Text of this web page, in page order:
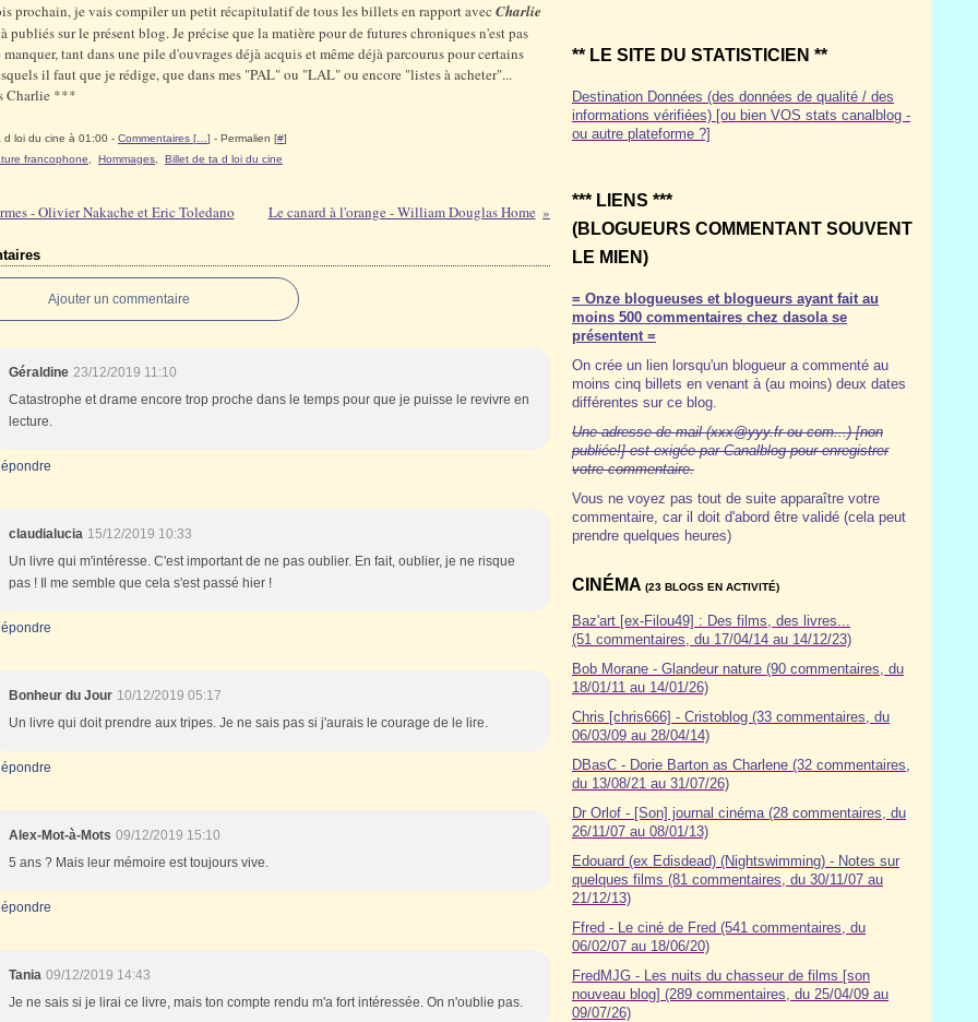
prochain, je vais compiler un petit récapitulatif de tous les billets en rapport avec Charlie
publiés sur le présent blog. Je précise que la matière pour de futures chroniques n'est pas
manquer, tant dans une pile d'ouvrages déjà acquis et même déjà parcourus pour certains
il faut que je rédige, que dans mes "PAL" ou "LAL" ou encore "listes à acheter"...
Charlie ***
d loi du cine à 01:00 - Commentaires [ ] - Permalien [#]
francophone Hommages Billet de ta d loi du cine
- Olivier Nakache et Eric Toledano Le canard à l'orange - William Douglas Home
Ajouter un commentaire
Géraldine 23/12/2019 11:10
Catastrophe et drame encore trop proche dans le temps pour que je puisse le revivre en
lecture.
claudialucia 15/12/2019 10:33
Un livre qui m'intéresse. C'est important de ne pas oublier. En fait, oublier, je ne risque
pas ! Il me semble que cela s'est passé hier !
Bonheur du Jour 10/12/2019 05:17
Un livre qui doit prendre aux tripes. Je ne sais pas si j'aurais le courage de le lire.
Alex-Mot-à-Mots 09/12/2019 15:10
5 ans ? Mais leur mémoire est toujours vive.
Tania 09/12/2019 14:43
Je ne sais si je lirai ce livre, mais ton compte rendu m'a fort intéressée. On n'oublie pas.
** LE SITE DU STATISTICIEN **
Destination Données (des données de qualité / des
informations vérifiées) [ou bien VOS stats canalblog -
ou autre plateforme ?]
*** LIENS ***
(BLOGUEURS COMMENTANT SOUVENT
LE MIEN)
= Onze blogueuses et blogueurs ayant fait au
moins 500 commentaires chez dasola se
présentent =
On crée un lien lorsqu'un blogueur a commenté au
moins cinq billets en venant à (au moins) deux dates
différentes sur ce blog.
Une adresse de mail (xxx@yyy.fr ou com...) [non
publiée!] est exigée par Canalblog pour enregistrer
votre commentaire.
Vous ne voyez pas tout de suite apparaître votre
commentaire, car il doit d'abord être validé (cela peut
prendre quelques heures)
CINÉMA (23 BLOGS EN ACTIVITÉ)
Baz'art [ex-Filou49] : Des films, des livres...
(51 commentaires, du 17/04/14 au 14/12/23)
Bob Morane - Glandeur nature (90 commentaires, du
18/01/11 au 14/01/26)
Chris [chris666] - Cristoblog (33 commentaires, du
06/03/09 au 28/04/14)
DBasC - Dorie Barton as Charlene (32 commentaires,
du 13/08/21 au 31/07/26)
Dr Orlof - [Son] journal cinéma (28 commentaires, du
26/11/07 au 08/01/13)
Edouard (ex Edisdead) (Nightswimming) - Notes sur
quelques films (81 commentaires, du 30/11/07 au
21/12/13)
Ffred - Le ciné de Fred (541 commentaires, du
06/02/07 au 18/06/20)
FredMJG - Les nuits du chasseur de films [son
nouveau blog] (289 commentaires, du 25/04/09 au
09/07/26)